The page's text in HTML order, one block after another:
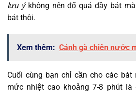
lưu ýkhông nên đổ quá đầy bát
bát thôi.
Xem thêm: Cánh gà chiên nước
Cuối cùng bạn chỉ cần cho các
mức nhiệt cao khoảng 7-8 phút